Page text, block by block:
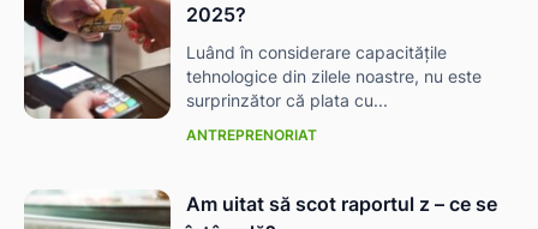
2025?
Luând în considerare capacitățile
tehnologice din zilele noastre, nu este
surprinzător că plata cu...
ANTREPRENORIAT
Am uitat să scot raportul z – ce se